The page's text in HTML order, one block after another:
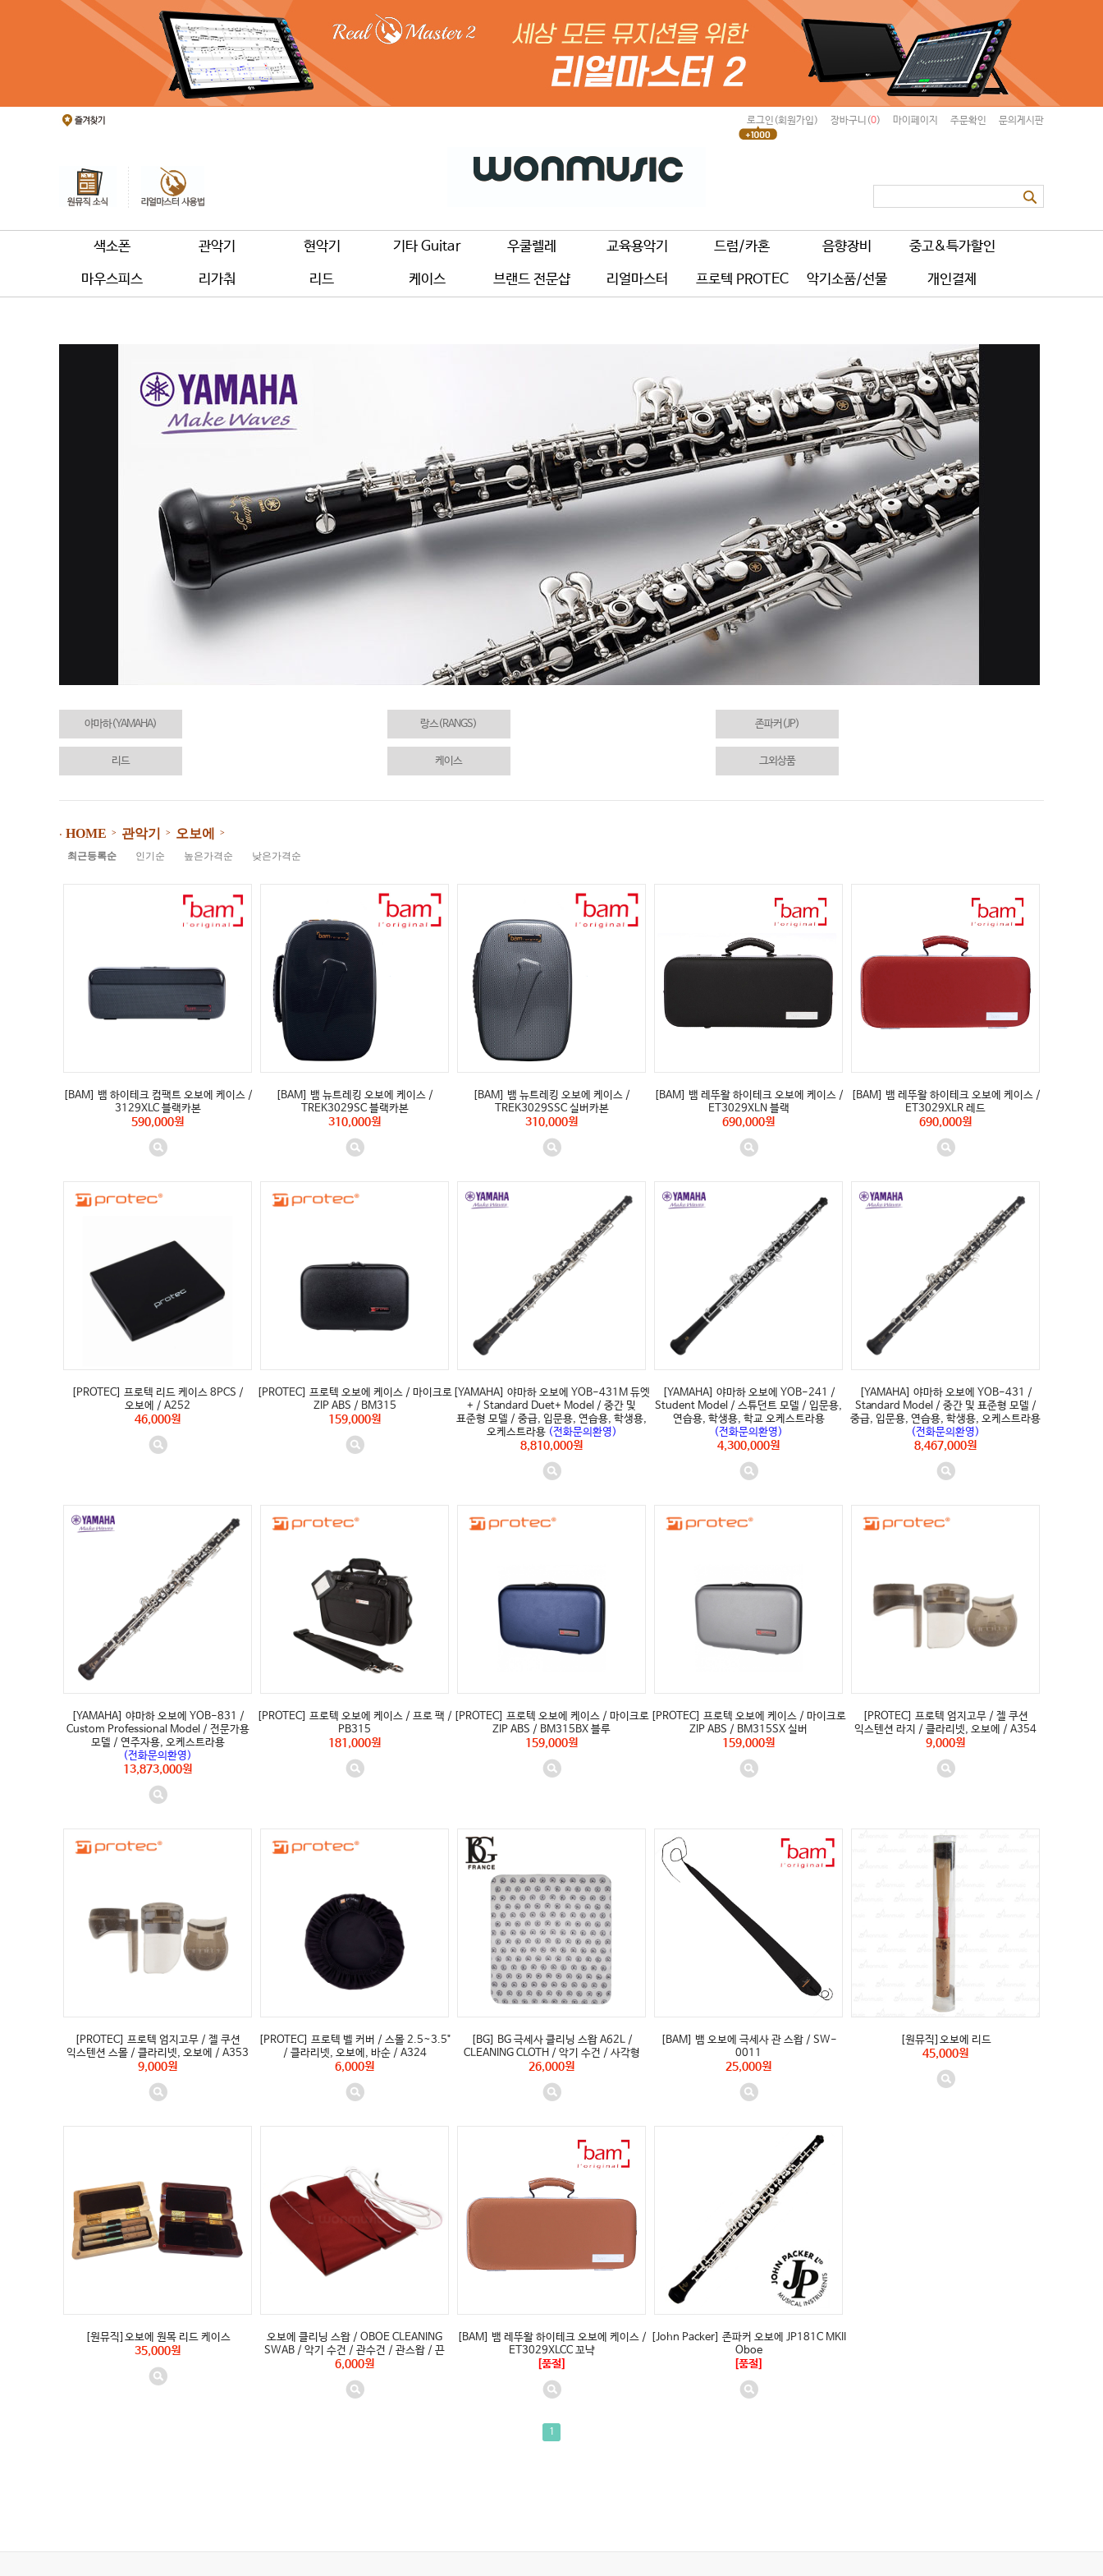
로그인(회원가입) 장바구니(0) 마이페이지 주문확인 문의게시판
색소폰 관악기 현악기 기타 Guitar 우쿨렐레 교육용악기 드럼/카혼 음향장비 중고&특가할인
마우스피스 리가춰 리드 케이스 브랜드 전문샵 리얼마스터 프로텍 PROTEC 악기소품/선물 개인결제
야마하(YAMAHA) 랑스(RANGS) 존파커(JP)
리드 케이스 그외상품
⋅ HOME > 관악기 > 오보에 >
최근등록순 인기순 높은가격순 낮은가격순
[BAM] 뱀 하이테크 컴팩트 오보에 케이스 /
3129XLC 블랙카본
590,000원
[BAM] 뱀 뉴트레킹 오보에 케이스 /
TREK3029SC 블랙카본
310,000원
[BAM] 뱀 뉴트레킹 오보에 케이스 /
TREK3029SSC 실버카본
310,000원
[BAM] 뱀 레뚜왈 하이테크 오보에 케이스 /
ET3029XLN 블랙
690,000원
[BAM] 뱀 레뚜왈 하이테크 오보에 케이스 /
ET3029XLR 레드
690,000원
[PROTEC] 프로텍 리드 케이스 8PCS /
오보에 / A252
46,000원
[PROTEC] 프로텍 오보에 케이스 / 마이크로
ZIP ABS / BM315
159,000원
[YAMAHA] 야마하 오보에 YOB-431M 듀엣
+ / Standard Duet+ Model / 중간 및
표준형 모델 / 중급, 입문용, 연습용, 학생용,
오케스트라용 (전화문의환영)
8,810,000원
[YAMAHA] 야마하 오보에 YOB-241 /
Student Model / 스튜던트 모델 / 입문용,
연습용, 학생용, 학교 오케스트라용
(전화문의환영)
4,300,000원
[YAMAHA] 야마하 오보에 YOB-431 /
Standard Model / 중간 및 표준형 모델 /
중급, 입문용, 연습용, 학생용, 오케스트라용
(전화문의환영)
8,467,000원
[YAMAHA] 야마하 오보에 YOB-831 /
Custom Professional Model / 전문가용
모델 / 연주자용, 오케스트라용
(전화문의환영)
13,873,000원
[PROTEC] 프로텍 오보에 케이스 / 프로 팩 /
PB315
181,000원
[PROTEC] 프로텍 오보에 케이스 / 마이크로
ZIP ABS / BM315BX 블루
159,000원
[PROTEC] 프로텍 오보에 케이스 / 마이크로
ZIP ABS / BM315SX 실버
159,000원
[PROTEC] 프로텍 엄지고무 / 젤 쿠션
익스텐션 라지 / 클라리넷, 오보에 / A354
9,000원
[PROTEC] 프로텍 엄지고무 / 젤 쿠션
익스텐션 스몰 / 클라리넷, 오보에 / A353
9,000원
[PROTEC] 프로텍 벨 커버 / 스몰 2.5~3.5"
/ 클라리넷, 오보에, 바순 / A324
6,000원
[BG] BG 극세사 클리닝 스왑 A62L /
CLEANING CLOTH / 악기 수건 / 사각형
26,000원
[BAM] 뱀 오보에 극세사 관 스왑 / SW-
0011
25,000원
[원뮤직]오보에 리드
45,000원
[원뮤직]오보에 원목 리드 케이스
35,000원
오보에 클리닝 스왑 / OBOE CLEANING
SWAB / 악기 수건 / 관수건 / 관스왑 / 끈
6,000원
[BAM] 뱀 레뚜왈 하이테크 오보에 케이스 /
ET3029XLCC 꼬냑
[품절]
[John Packer] 존파커 오보에 JP181C MKII
Oboe
[품절]
1